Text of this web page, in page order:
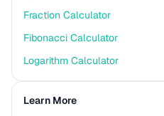
Fraction Calculator
Fibonacci Calculator
Logarithm Calculator
Learn More